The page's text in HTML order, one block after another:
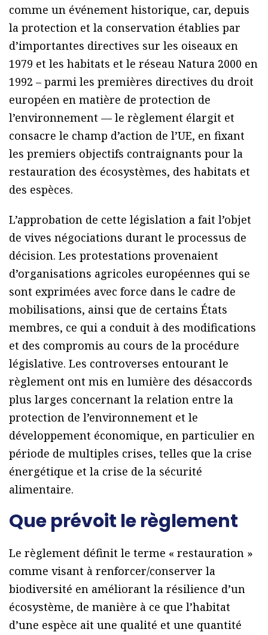
comme un événement historique, car, depuis
la protection et la conservation établies par
d’importantes directives sur les oiseaux en
1979 et les habitats et le réseau Natura 2000 en
1992 – parmi les premières directives du droit
européen en matière de protection de
l’environnement — le règlement élargit et
consacre le champ d’action de l’UE, en fixant
les premiers objectifs contraignants pour la
restauration des écosystèmes, des habitats et
des espèces.
L’approbation de cette législation a fait l’objet
de vives négociations durant le processus de
décision. Les protestations provenaient
d’organisations agricoles européennes qui se
sont exprimées avec force dans le cadre de
mobilisations, ainsi que de certains États
membres, ce qui a conduit à des modifications
et des compromis au cours de la procédure
législative. Les controverses entourant le
règlement ont mis en lumière des désaccords
plus larges concernant la relation entre la
protection de l’environnement et le
développement économique, en particulier en
période de multiples crises, telles que la crise
énergétique et la crise de la sécurité
alimentaire.
Que prévoit le règlement
Le règlement définit le terme « restauration »
comme visant à renforcer/conserver la
biodiversité en améliorant la résilience d’un
écosystème, de manière à ce que l’habitat
d’une espèce ait une qualité et une quantité